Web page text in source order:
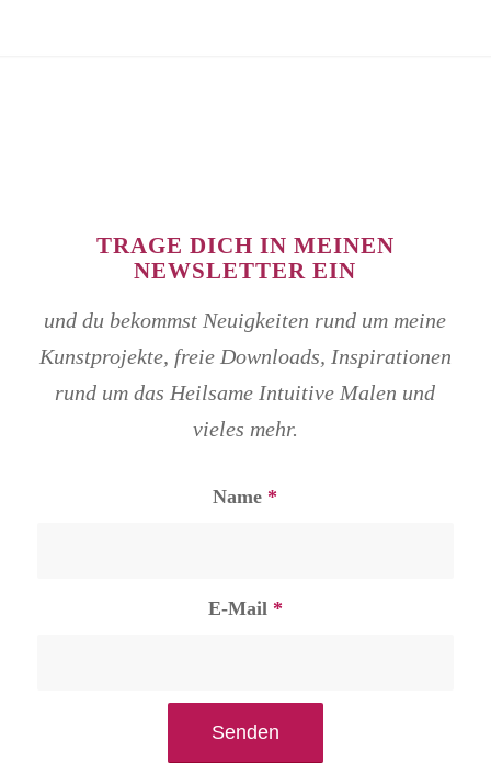
TRAGE DICH IN MEINEN
NEWSLETTER EIN
und du bekommst Neuigkeiten rund um meine
Kunstprojekte, freie Downloads, Inspirationen
rund um das Heilsame Intuitive Malen und
vieles mehr.
Name *
E-Mail *